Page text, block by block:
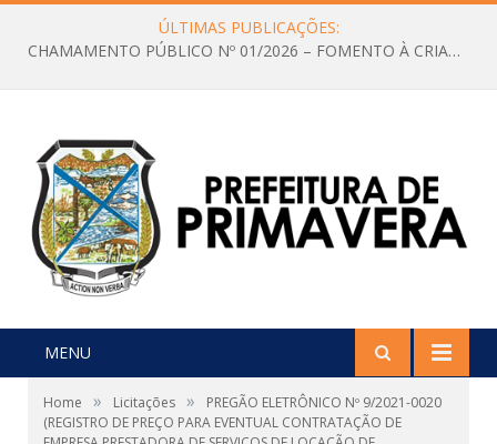
ÚLTIMAS PUBLICAÇÕES:
CHAMAMENTO PÚBLICO Nº 01/2026 – FOMENTO À CRIAÇÃO E A CIRCULAÇÃO DE PRODUÇÕES CULTURAIS – Aldir Blanc
MENU
Home » Licitações »
PREGÃO ELETRÔNICO Nº 9/2021-0020
(REGISTRO DE PREÇO PARA EVENTUAL CONTRATAÇÃO DE